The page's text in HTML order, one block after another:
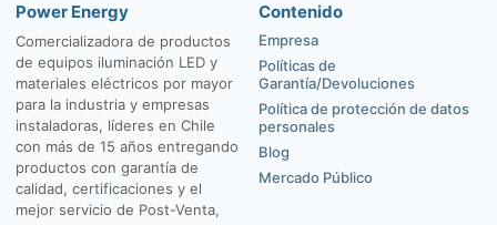
Power Energy
Comercializadora de productos
de equipos iluminación LED y
materiales eléctricos por mayor
para la industria y empresas
instaladoras, líderes en Chile
con más de 15 años entregando
productos con garantía de
calidad, certificaciones y el
mejor servicio de Post-Venta,
Contenido
Empresa
Políticas de
Garantía/Devoluciones
Política de protección de datos
personales
Blog
Mercado Público